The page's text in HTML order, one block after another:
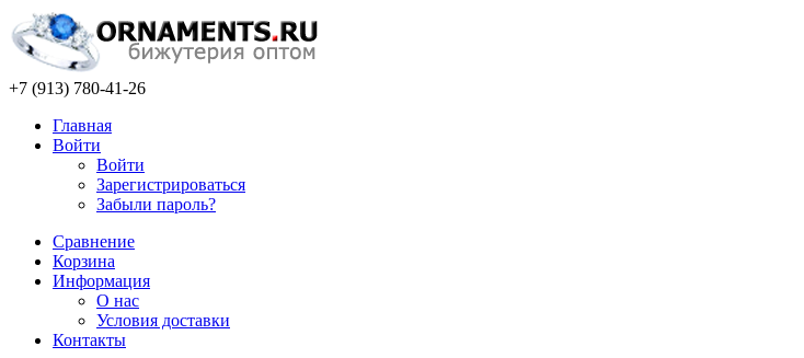
+7 (913) 780-41-26
Главная
Войти
Войти
Зарегистрироваться
Забыли пароль?
Сравнение
Корзина
Информация
О нас
Условия доставки
Контакты